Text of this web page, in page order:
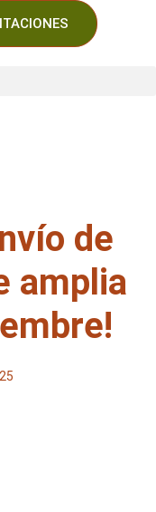
de
amplia